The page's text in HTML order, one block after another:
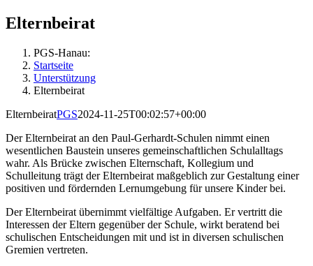
Elternbeirat
PGS-Hanau:
Startseite
Unterstützung
Elternbeirat
ElternbeiratPGS2024-11-25T00:02:57+00:00
Der Elternbeirat an den Paul-Gerhardt-Schulen nimmt einen
wesentlichen Baustein unseres gemeinschaftlichen Schulalltags
wahr. Als Brücke zwischen Elternschaft, Kollegium und
Schulleitung trägt der Elternbeirat maßgeblich zur Gestaltung einer
positiven und fördernden Lernumgebung für unsere Kinder bei.
Der Elternbeirat übernimmt vielfältige Aufgaben. Er vertritt die
Interessen der Eltern gegenüber der Schule, wirkt beratend bei
schulischen Entscheidungen mit und ist in diversen schulischen
Gremien vertreten.